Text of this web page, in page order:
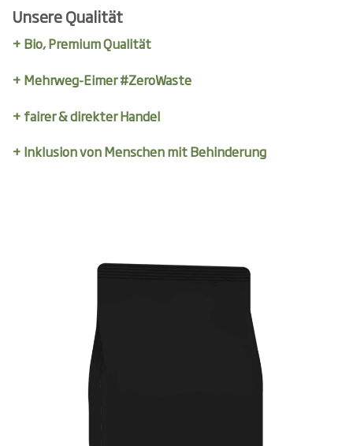
Unsere Qualität
+ Bio, Premium Qualität
+ Mehrweg-Eimer #ZeroWaste
+ fairer & direkter Handel
+ Inklusion von Menschen mit Behinderung